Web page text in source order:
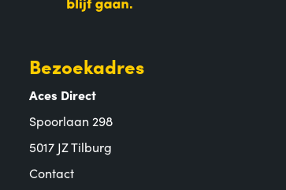
Bezoekadres
Aces Direct
Spoorlaan 298
5017 JZ Tilburg
Contact